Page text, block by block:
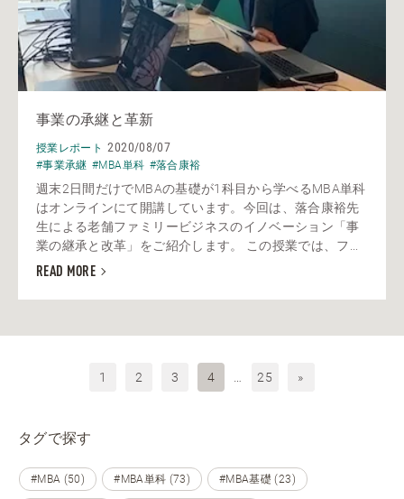
事業の承継と革新
授業レポート 2020/08/07
#事業承継 #MBA単科 #落合康裕
週末2日間だけでMBAの基礎が1科目から学べるMBA単科
はオンラインにて開講しています。今回は、落合康裕先
生による老舗ファミリービジネスのイノベーション「事
業の継承と改革」をご紹介します。 この授業では、フ...
READ MORE
1 2 3 4 25 »
タグで探す
#MBA (50) #MBA単科 (73) #MBA基礎 (23)